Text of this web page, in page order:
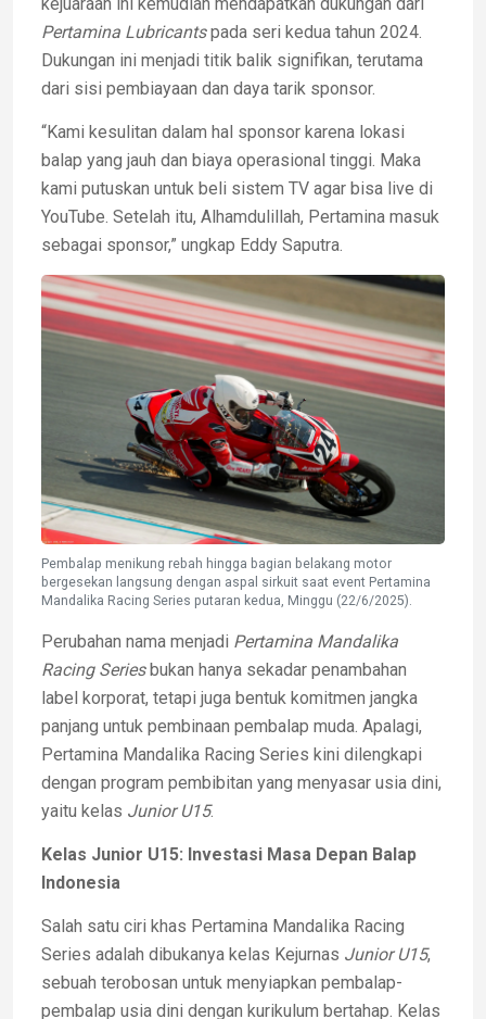
kejuaraan ini kemudian mendapatkan dukungan dari
Pertamina Lubricantspada seri kedua tahun 2024.
Dukungan ini menjadi titik balik signifikan, terutama
dari sisi pembiayaan dan daya tarik sponsor.
“Kami kesulitan dalam hal sponsor karena lokasi
balap yang jauh dan biaya operasional tinggi. Maka
kami putuskan untuk beli sistem TV agar bisa live di
YouTube. Setelah itu, Alhamdulillah, Pertamina masuk
sebagai sponsor,” ungkap Eddy Saputra.
Pembalap menikung rebah hingga bagian belakang motor
bergesekan langsung dengan aspal sirkuit saat event Pertamina
Mandalika Racing Series putaran kedua, Minggu (22/6/2025).
Perubahan nama menjadi Pertamina Mandalika
Racing Seriesbukan hanya sekadar penambahan
label korporat, tetapi juga bentuk komitmen jangka
panjang untuk pembinaan pembalap muda. Apalagi,
Pertamina Mandalika Racing Series kini dilengkapi
dengan program pembibitan yang menyasar usia dini,
yaitu kelas Junior U15.
Kelas Junior U15: Investasi Masa Depan Balap
Indonesia
Salah satu ciri khas Pertamina Mandalika Racing
Series adalah dibukanya kelas Kejurnas Junior U15,
sebuah terobosan untuk menyiapkan pembalap-
pembalap usia dini dengan kurikulum bertahap. Kelas